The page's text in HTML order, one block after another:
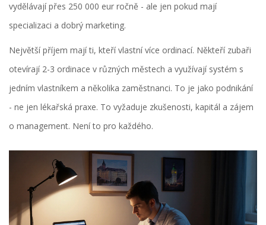
vydělávají přes 250 000 eur ročně - ale jen pokud mají
specializaci a dobrý marketing.
Největší příjem mají ti, kteří vlastní více ordinací. Někteří zubaři
otevírají 2-3 ordinace v různých městech a využívají systém s
jedním vlastníkem a několika zaměstnanci. To je jako podnikání
- ne jen lékařská praxe. To vyžaduje zkušenosti, kapitál a zájem
o management. Není to pro každého.